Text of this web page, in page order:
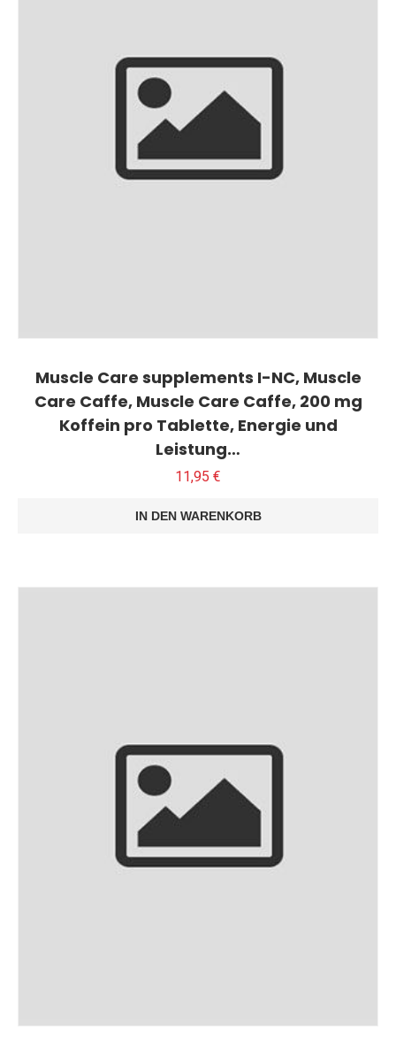
Muscle Care supplements I-NC, Muscle
Care Caffe, Muscle Care Caffe, 200 mg
Koffein pro Tablette, Energie und
Leistung…
11,95 €
IN DEN WARENKORB